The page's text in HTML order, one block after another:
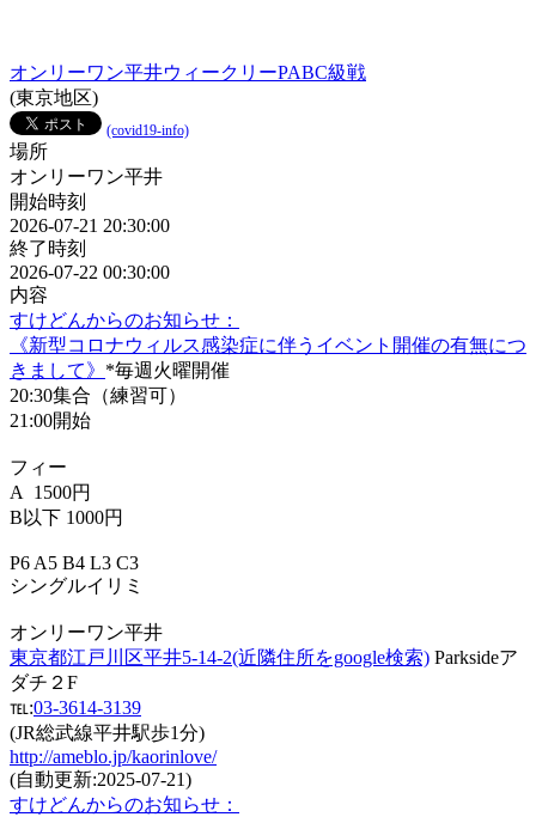
オンリーワン平井ウィークリーPABC級戦
(東京地区)
(covid19-info)
場所
オンリーワン平井
開始時刻
2026-07-21 20:30:00
終了時刻
2026-07-22 00:30:00
内容
すけどんからのお知らせ：
《新型コロナウィルス感染症に伴うイベント開催の有無につ
きまして》 *毎週火曜開催
20:30集合（練習可）
21:00開始
フィー
A 1500円
B以下 1000円
P6 A5 B4 L3 C3
シングルイリミ
オンリーワン平井
東京都江戸川区平井5-14-2(近隣住所をgoogle検索) Parksideア
ダチ２F
℡:03-3614-3139
(JR総武線平井駅歩1分)
http://ameblo.jp/kaorinlove/
(自動更新:2025-07-21)
すけどんからのお知らせ：